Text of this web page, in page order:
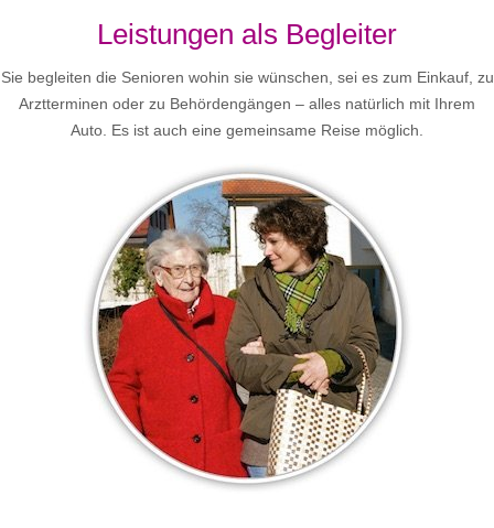
Leistungen als Begleiter
Sie begleiten die Senioren wohin sie wünschen, sei es zum Einkauf, zu
Arztterminen oder zu Behördengängen – alles natürlich mit Ihrem
Auto. Es ist auch eine gemeinsame Reise möglich.